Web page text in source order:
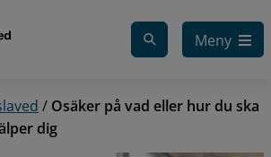
Meny
/ Osäker på vad eller hur du ska
dig